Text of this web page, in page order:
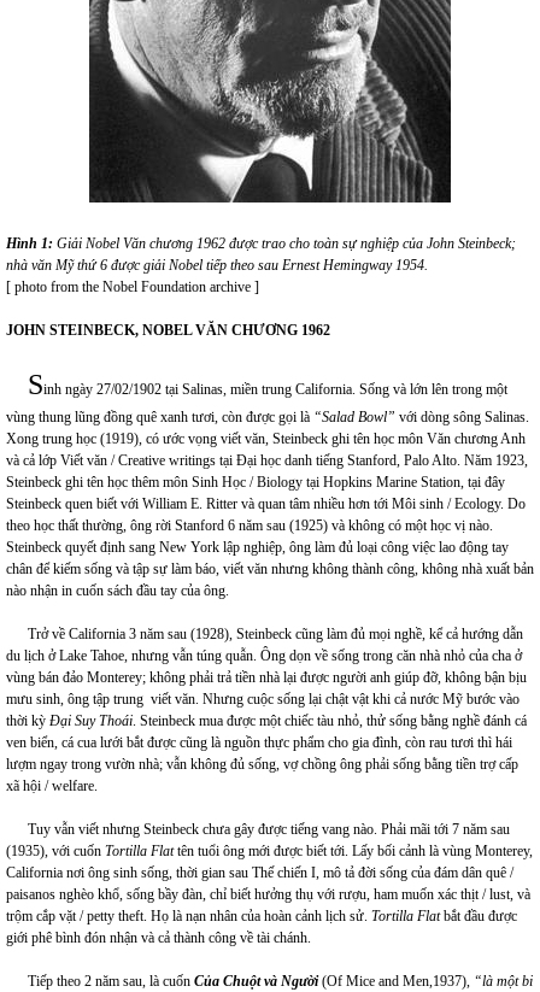
Hình 1: Giải Nobel Văn chương 1962 được trao cho toàn sự nghiệp của John Steinbeck;
nhà văn Mỹ thứ 6 được giải Nobel tiếp theo sau Ernest Hemingway 1954.
[ photo from the Nobel Foundation archive ]
JOHN STEINBECK, NOBEL VĂN CHƯƠNG 1962
Sinh ngày 27/02/1902 tại Salinas, miền trung California. Sống và lớn lên trong một
vùng thung lũng đồng quê xanh tươi, còn được gọi là “Salad Bowl” với dòng sông Salinas.
Xong trung học (1919), có ước vọng viết văn, Steinbeck ghi tên học môn Văn chương Anh
và cả lớp Viết văn / Creative writings tại Đại học danh tiếng Stanford, Palo Alto. Năm 1923,
Steinbeck ghi tên học thêm môn Sinh Học / Biology tại Hopkins Marine Station, tại đây
Steinbeck quen biết với William E. Ritter và quan tâm nhiều hơn tới Môi sinh / Ecology. Do
theo học thất thường, ông rời Stanford 6 năm sau (1925) và không có một học vị nào.
Steinbeck quyết định sang New York lập nghiệp, ông làm đủ loại công việc lao động tay
chân để kiếm sống và tập sự làm báo, viết văn nhưng không thành công, không nhà xuất bản
nào nhận in cuốn sách đầu tay của ông.
Trở về California 3 năm sau (1928), Steinbeck cũng làm đủ mọi nghề, kể cả hướng dẫn
du lịch ở Lake Tahoe, nhưng vẫn túng quẫn. Ông dọn về sống trong căn nhà nhỏ của cha ở
vùng bán đảo Monterey; không phải trả tiền nhà lại được người anh giúp đỡ, không bận bịu
mưu sinh, ông tập trung viết văn. Nhưng cuộc sống lại chật vật khi cả nước Mỹ bước vào
thời kỳ Đại Suy Thoái. Steinbeck mua được một chiếc tàu nhỏ, thử sống bằng nghề đánh cá
ven biển, cá cua lưới bắt được cũng là nguồn thực phẩm cho gia đình, còn rau tươi thì hái
lượm ngay trong vườn nhà; vẫn không đủ sống, vợ chồng ông phải sống bằng tiền trợ cấp
xã hội / welfare.
Tuy vẫn viết nhưng Steinbeck chưa gây được tiếng vang nào. Phải mãi tới 7 năm sau
(1935), với cuốn Tortilla Flattên tuổi ông mới được biết tới. Lấy bối cảnh là vùng Monterey,
California nơi ông sinh sống, thời gian sau Thế chiến I, mô tả đời sống của đám dân quê /
paisanos nghèo khổ, sống bầy đàn, chỉ biết hưởng thụ với rượu, ham muốn xác thịt / lust, và
trộm cắp vặt / petty theft. Họ là nạn nhân của hoàn cảnh lịch sử. Tortilla Flatbắt đầu được
giới phê bình đón nhận và cả thành công về tài chánh.
Tiếp theo 2 năm sau, là cuốn Của Chuột và Người (Of Mice and Men,1937), “là một bi